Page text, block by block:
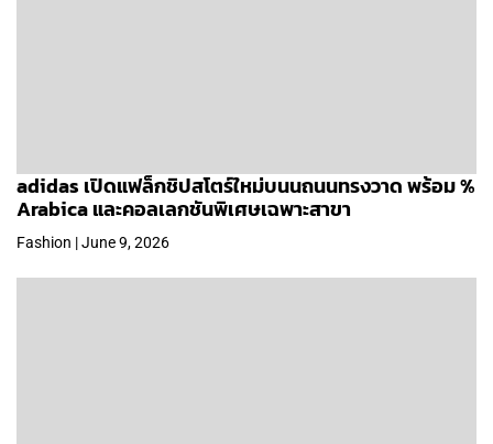
adidas เปิดแฟล็กชิปสโตร์ใหม่บนนถนนทรงวาด พร้อม %
Arabica และคอลเลกชันพิเศษเฉพาะสาขา
Fashion | June 9, 2026